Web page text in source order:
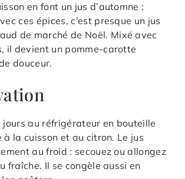
en font un jus d’automne ;
ces épices, c’est presque un jus
de marché de Noël. Mixé avec
il devient un pomme-carotte
douceur.
jours au réfrigérateur en bouteille
à la cuisson et au citron. Le jus
au froid : secouez ou allongez
fraîche. Il se congèle aussi en